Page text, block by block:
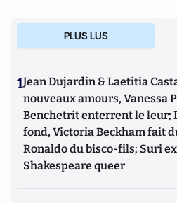
PLUS LUS
1Jean Dujardin & Laetitia
nouveaux amours, Vanessa
Benchetrit enterrent le leur;
fond, Victoria Beckham fait
Ronaldo du bisco-fils; Suri
Shakespeare queer